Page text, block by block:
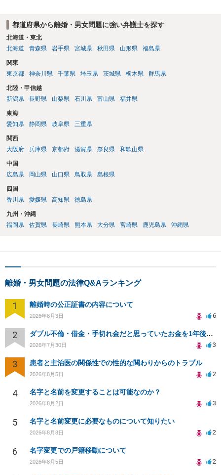
護士へ依頼しても苦労することが強く予想されるところです。、もし
本人申立てをお考えであれば、医学知識はもちろん法律知識も要求さ
れますので、性急な申立てをせず、知識と資料をしっかりと揃えて、
都道府県から離婚・男女問題に強い弁護士を探す
北海道・東北
北海道
青森県 岩手県 宮城県 秋田県 山形県 福島県
関東
東京都
神奈川県 千葉県 埼玉県 茨城県 栃木県 群馬県
北陸・甲信越
新潟県
長野県 山梨県 石川県 富山県 福井県
東海
愛知県
静岡県 岐阜県 三重県
関西
大阪府
兵庫県 京都府 滋賀県 奈良県 和歌山県
中国
広島県
岡山県 山口県 鳥取県 島根県
四国
香川県
愛媛県 高知県 徳島県
九州・沖縄
福岡県
佐賀県 長崎県 熊本県 大分県 宮崎県 鹿児島県 沖縄県
離婚・男女問題の法律Q&Aランキング
1 離婚時の公正証書の内容について
2026年8月3日 6
2 ダブル不倫・借金・手切れ金だと思っていたお金を1年後いまさら脅迫罪として通知書が来てまとめて請求
2026年7月30日 3
3 患者と主治医の関係性での性的な関わりからのトラブル
2026年8月5日 2
4 名字と名前を変更することは可能なのか？
2026年8月2日 3
5 名字と名前変更に必要なものについて知りたい
2026年8月8日 2
6 名字変更での戸籍移動について
2026年8月5日 2